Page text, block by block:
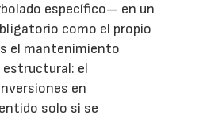
específico— en un
como el propio
el mantenimiento
el
en
solo si se